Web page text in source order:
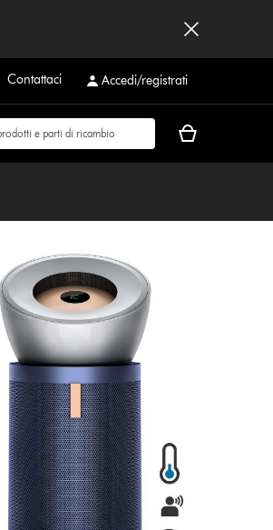
Contattaci Accedi/registrati
Il